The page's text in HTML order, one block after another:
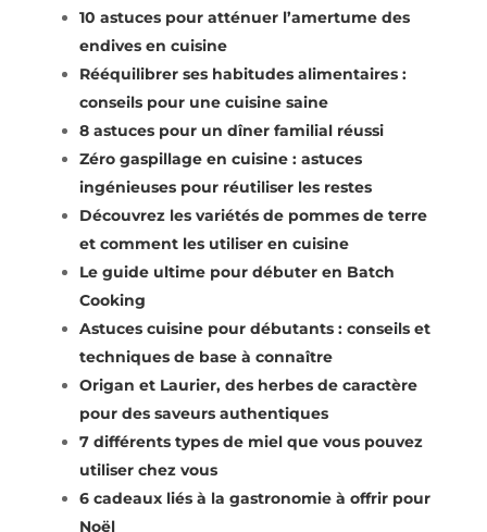
10 astuces pour atténuer l’amertume des
endives en cuisine
Rééquilibrer ses habitudes alimentaires :
conseils pour une cuisine saine
8 astuces pour un dîner familial réussi
Zéro gaspillage en cuisine : astuces
ingénieuses pour réutiliser les restes
Découvrez les variétés de pommes de terre
et comment les utiliser en cuisine
Le guide ultime pour débuter en Batch
Cooking
Astuces cuisine pour débutants : conseils et
techniques de base à connaître
Origan et Laurier, des herbes de caractère
pour des saveurs authentiques
7 différents types de miel que vous pouvez
utiliser chez vous
6 cadeaux liés à la gastronomie à offrir pour
Noël